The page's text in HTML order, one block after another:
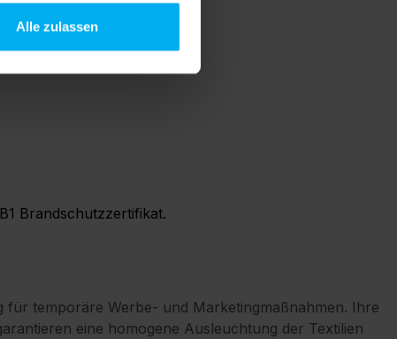
Alle zulassen
Brandschutzzertifikat.
für temporäre Werbe- und Marketingmaßnahmen. Ihre
eine homogene Ausleuchtung der Textilien